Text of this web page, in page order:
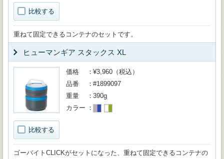
比較する
重ねて固定できるコンテナのセットです。
ヒューマンギア スタックス XL
比較する
価格
¥3,960（税込）
品番
#1899097
重量
390g
カラー
ゴーバイトCLICKがセットになった、重ねて固定できるコンテナの